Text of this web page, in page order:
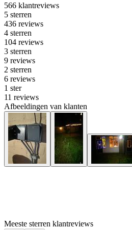
566 klantreviews
5 sterren
436 reviews
4 sterren
104 reviews
3 sterren
9 reviews
2 sterren
6 reviews
1 ster
11 reviews
Afbeeldingen van klanten
Meeste sterren klantreviews